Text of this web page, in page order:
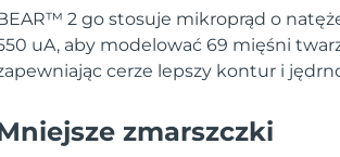
2 go stosuje mikroprąd o
uA, aby modelować 69 mięśni
cerze lepszy kontur i
zmarszczki